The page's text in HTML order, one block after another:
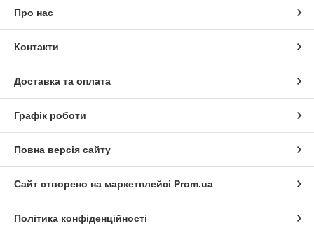
Про нас
Контакти
Доставка та оплата
Графік роботи
Повна версія сайту
Сайт створено на маркетплейсі Prom.ua
Політика конфіденційності